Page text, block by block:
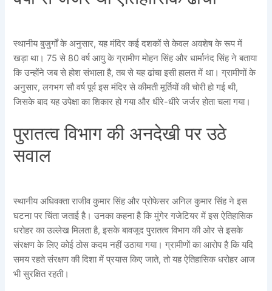
स्थानीय बुजुर्गों के अनुसार, यह मंदिर कई दशकों से केवल अवशेष के रूप में
खड़ा था। 75 से 80 वर्ष आयु के ग्रामीण मोहन सिंह और धार्मानंद सिंह ने बताया
कि उन्होंने जब से होश संभाला है, तब से यह ढांचा इसी हालत में था। ग्रामीणों के
अनुसार, लगभग सौ वर्ष पूर्व इस मंदिर से कीमती मूर्तियों की चोरी हो गई थी,
जिसके बाद यह उपेक्षा का शिकार हो गया और धीरे-धीरे जर्जर होता चला गया।
पुरातत्व विभाग की अनदेखी पर उठे
सवाल
स्थानीय अधिवक्ता राजीव कुमार सिंह और प्रोफेसर अनिल कुमार सिंह ने इस
घटना पर चिंता जताई है। उनका कहना है कि मुंगेर गजेटियर में इस ऐतिहासिक
धरोहर का उल्लेख मिलता है, इसके बावजूद पुरातत्व विभाग की ओर से इसके
संरक्षण के लिए कोई ठोस कदम नहीं उठाया गया। ग्रामीणों का आरोप है कि यदि
समय रहते संरक्षण की दिशा में प्रयास किए जाते, तो यह ऐतिहासिक धरोहर आज
भी सुरक्षित रहती।